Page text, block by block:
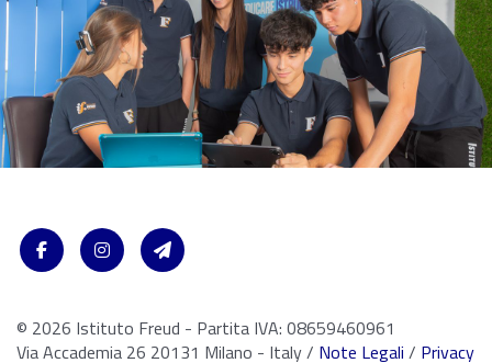
© 2026 Istituto Freud - Partita IVA: 08659460961
Via Accademia 26 20131 Milano - Italy / Note Legali / Privacy